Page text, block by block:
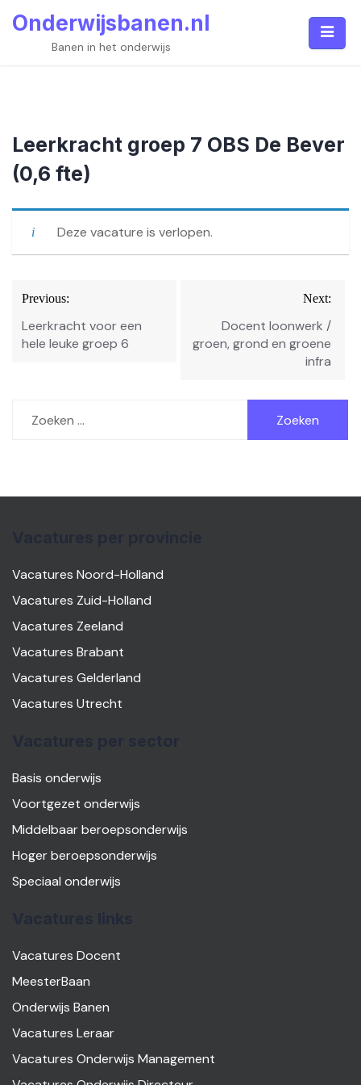
Onderwijsbanen.nl
Banen in het onderwijs
Leerkracht groep 7 OBS De Bever
(0,6 fte)
Deze vacature is verlopen.
Bericht
navigatie
Previous:
Leerkracht voor een
hele leuke groep 6
Next:
Docent loonwerk /
groen, grond en groene
infra
naar:
Vacatures Noord-Holland
Vacatures Zuid-Holland
Vacatures Zeeland
Vacatures Brabant
Vacatures Gelderland
Vacatures Utrecht
Basis onderwijs
Voortgezet onderwijs
Middelbaar beroepsonderwijs
Hoger beroepsonderwijs
Speciaal onderwijs
Vacatures Docent
MeesterBaan
Onderwijs Banen
Vacatures Leraar
Vacatures Onderwijs Management